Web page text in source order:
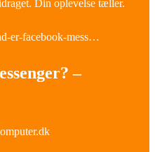
Din oplevelse tæller.
er-facebook-mess…
–